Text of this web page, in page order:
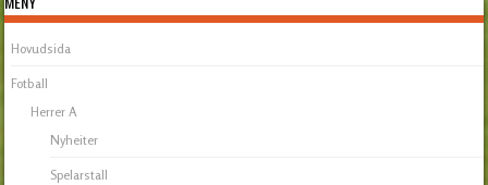
Hovudsida
Fotball
Herrer A
Nyheiter
Spelarstall